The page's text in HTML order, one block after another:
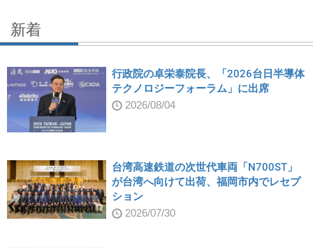
新着
行政院の卓栄泰院長、「2026台日半導体
テクノロジーフォーラム」に出席
2026/08/04
台湾高速鉄道の次世代車両「N700ST」
が台湾へ向けて出荷、福岡市内でレセプ
ション
2026/07/30